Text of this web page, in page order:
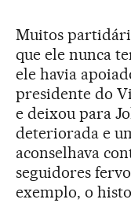
Muitos
que ele nunca
ele havia
presidente do
e deixou para
deteriorada e
aconselhava
seguidores
exemplo, o